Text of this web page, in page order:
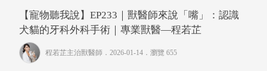
【寵物聽我說】EP233｜獸醫師來說「嘴」：認識
犬貓的牙科外科手術｜專業獸醫—程若芷
程若芷主治獸醫師 ．2026-01-14． 瀏覽 655